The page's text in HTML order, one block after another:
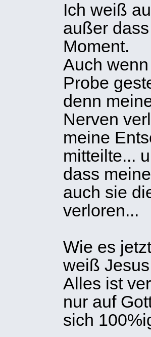
Ich weiß
außer
Moment.
Auch
Probe
denn
Nerven
meine
mitteilte...
dass
auch sie
verloren...
Wie es
weiß
Alles ist
nur auf
sich